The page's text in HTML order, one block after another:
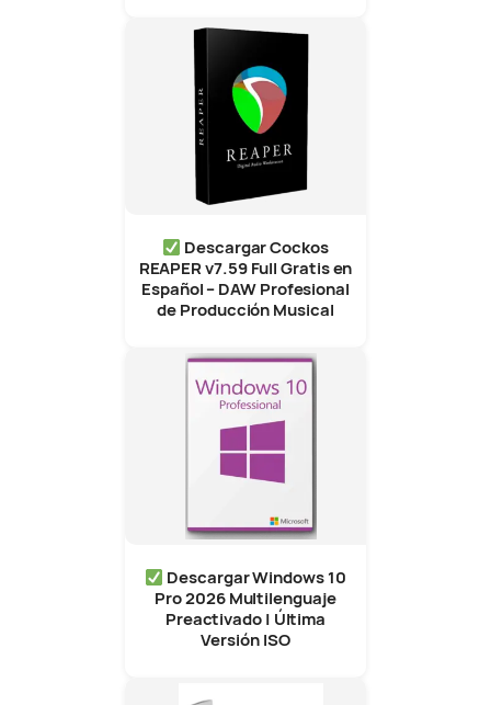
Descargar Cockos
REAPER v7.59 Full Gratis en
Español – DAW Profesional
de Producción Musical
Descargar Windows 10
Pro 2026 Multilenguaje
Preactivado | Última
Versión ISO